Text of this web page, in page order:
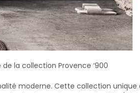
la collection Provence ‘900
moderne. Cette collection